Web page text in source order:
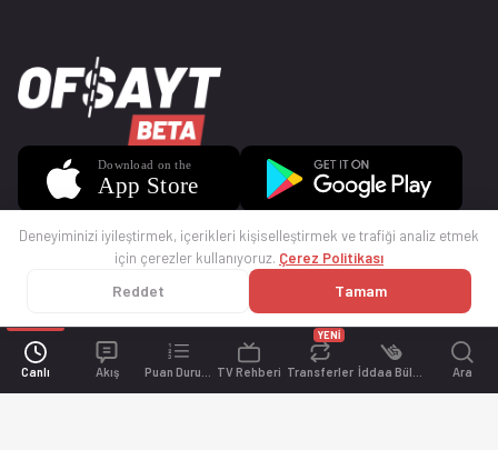
Canlı Akış TV Rehberi Transferler
YENİ
Ara
© 2025 Ofsayt
Deneyiminizi iyileştirmek, içerikleri kişiselleştirmek ve trafiği analiz etmek
için çerezler kullanıyoruz. Çerez Politikası
Reddet Tamam